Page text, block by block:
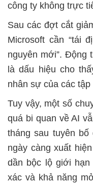
công ty không trực
Sau các đợt cắt
Microsoft cần “tái
nguyên mới”. Động
là dấu hiệu cho
nhân sự của các
Tuy vậy, một số
quá bi quan về AI
tháng sau tuyên bố
ngày càng xuất
dần bộc lộ giới
xác và khả năng